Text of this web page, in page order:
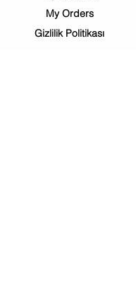
My Orders
Gizlilik Politikası